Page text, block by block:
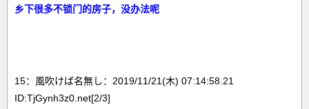
乡下很多不锁门的房子，没办法呢
15：風吹けば名無し：2019/11/21(木) 07:14:58.21
ID:TjGynh3z0.net[2/3]